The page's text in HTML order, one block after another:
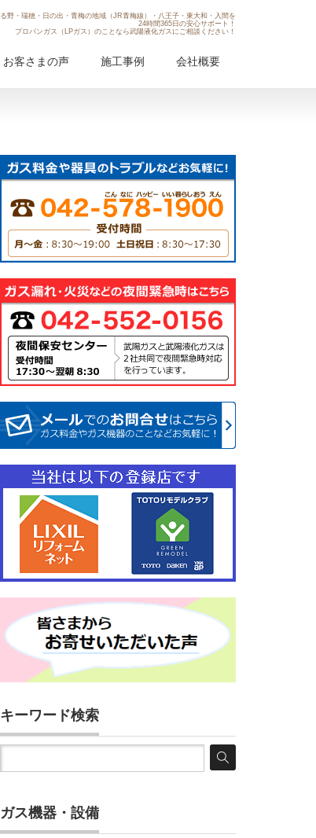
野・瑞穂・日の出・青梅の地域（JR青梅線）・八王子・東大和・入間を
24時間365日の安心サポート！
プロパンガス（LPガス）のことなら武陽液化ガスにご相談ください！
お客さまの声 施工事例 会社概要
キーワード検索
ガス機器・設備